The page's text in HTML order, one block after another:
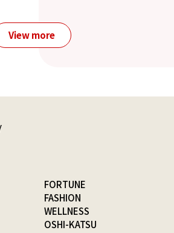
View more
FORTUNE
FASHION
WELLNESS
OSHI-KATSU